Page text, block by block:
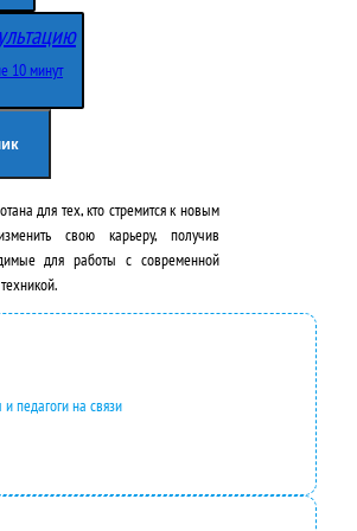
10 минут
для тех, кто стремится к новым
свою карьеру, получив
для работы с современной
педагоги на связи